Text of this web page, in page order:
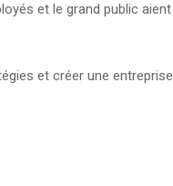
et le grand public aient
et créer une entreprise